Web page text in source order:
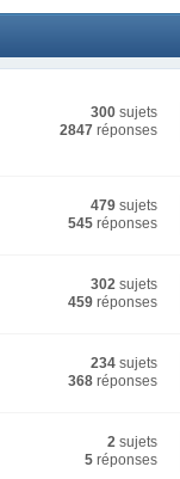
300 sujets
2847 réponses
479 sujets
545 réponses
302 sujets
459 réponses
234 sujets
368 réponses
2 sujets
5 réponses